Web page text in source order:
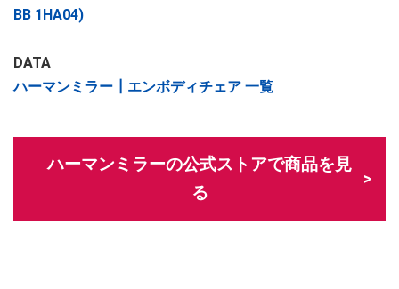
BB 1HA04)
DATA
ハーマンミラー┃エンボディチェア 一覧
ハーマンミラーの公式ストアで商品を見
る